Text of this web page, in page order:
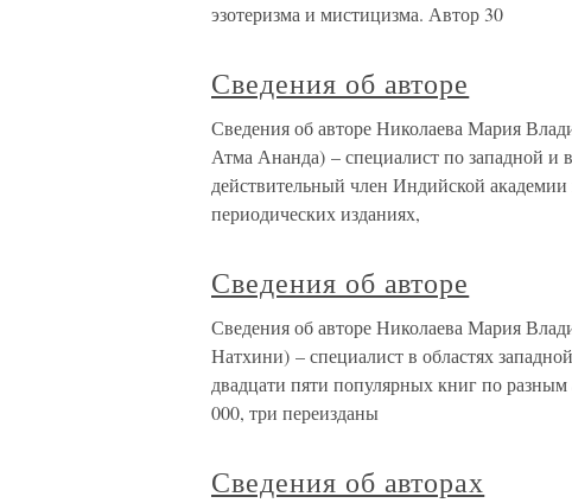
эзотеризма и мистицизма. Автор 30
Сведения об авторе
Сведения об авторе Николаева Мария
Атма Ананда) – специалист по западной и
действительный член Индийской
периодических изданиях,
Сведения об авторе
Сведения об авторе Николаева Мария
Натхини) – специалист в областях
двадцати пяти популярных книг по
000, три переизданы
Сведения об авторах